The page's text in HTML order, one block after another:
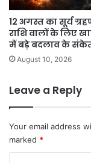
12 अगस्त का सूर्य
राशि वालों के लिए
में बड़े बदलाव के
August 10, 2026
Leave a Reply
Your email address
marked *